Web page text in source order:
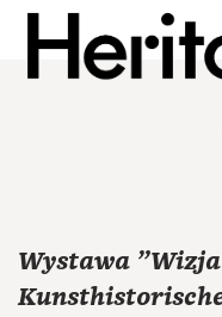
JĘZYK: PL
Wystawa